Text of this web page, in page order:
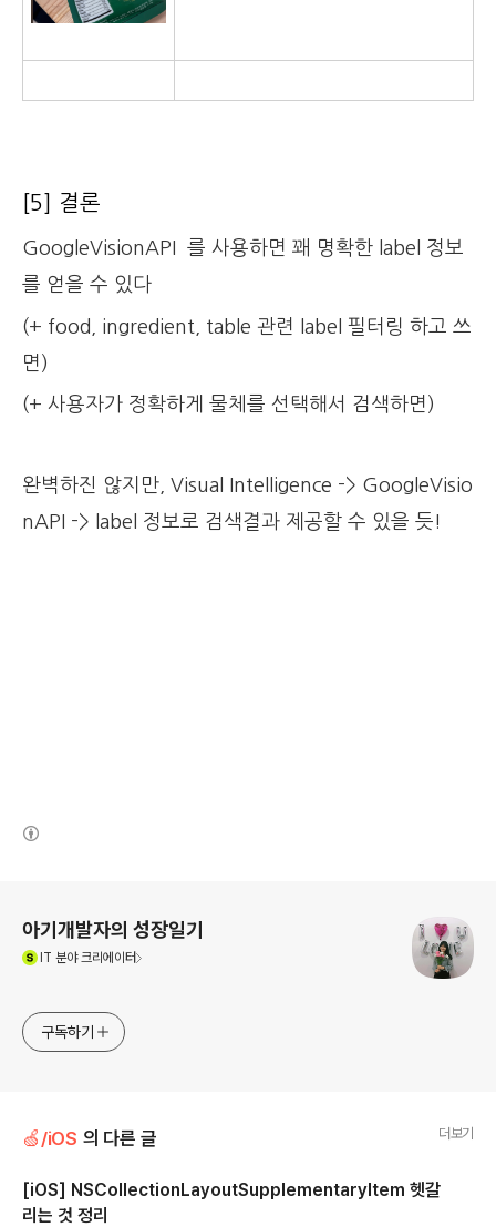
[5] 결론
GoogleVisionAPI 를 사용하면 꽤 명확한 label 정보
를 얻을 수 있다
(+ food, ingredient, table 관련 label 필터링 하고 쓰
면)
(+ 사용자가 정확하게 물체를 선택해서 검색하면)
완벽하진 않지만, Visual Intelligence -> GoogleVisio
nAPI -> label 정보로 검색결과 제공할 수 있을 듯!
아기개발자의 성장일기
IT 분야 크리에이터
구독하기
🍏/iOS 의 다른 글 더보기
[iOS] NSCollectionLayoutSupplementaryItem 헷갈
리는 것 정리